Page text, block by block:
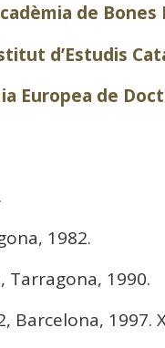
de
d’Estudis
Europea de
1982.
Tarragona, 1990.
Barcelona, 1997.